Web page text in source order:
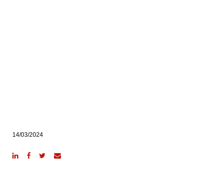
14/03/2024